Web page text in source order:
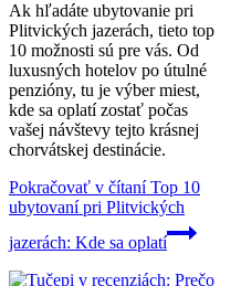
Ak hľadáte ubytovanie pri
Plitvických jazerách, tieto top
10 možnosti sú pre vás. Od
luxusných hotelov po útulné
penzióny, tu je výber miest,
kde sa oplatí zostať počas
vašej návštevy tejto krásnej
chorvátskej destinácie.
Pokračovať v čítaníTop 10
ubytovaní pri Plitvických
jazerách: Kde sa oplatí